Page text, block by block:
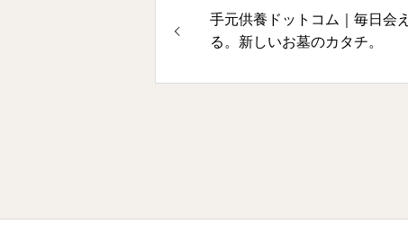
手元供養ドットコム｜毎日会え
る。新しいお墓のカタチ。